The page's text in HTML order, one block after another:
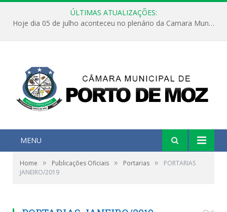
ÚLTIMAS ATUALIZAÇÕES:
Hoje dia 05 de julho aconteceu no plenário da Camara Municipal de Porto de Moz a Sessão Solene de Abertura dos Trabalhos Legislativos 2º Período da 23ª Legislatura
MENU
Home » Publicações Oficiais » Portarias »
PORTARIAS
JANEIRO/2019